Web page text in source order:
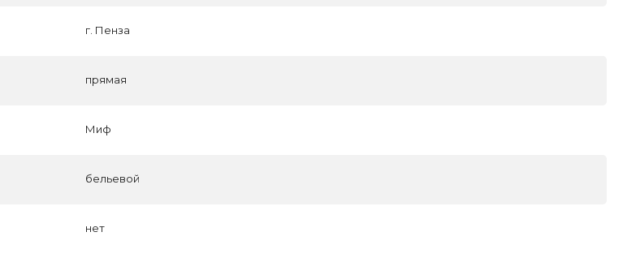
г. Пенза
прямая
Миф
бельевой
нет